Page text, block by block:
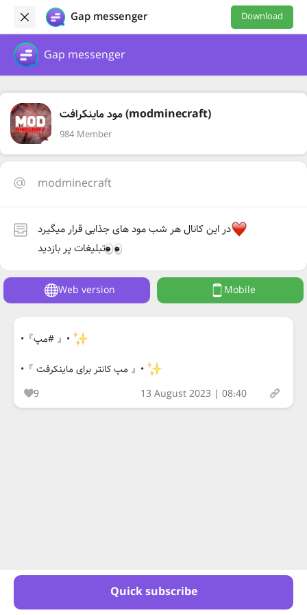
Gap messenger Download
Gap messenger
مود ماینکرافت (modminecraft)
984 Member
modminecraft
در این کانال هر شب مود های جذابی قرار میگیرد
تبلیغات پر بازدید
Quick subscribe
Web version Mobile
‌ •『 #مپ』•
•『 مپ کانتر برای ماینکرفت 』•
9
13 August 2023 | 08:40